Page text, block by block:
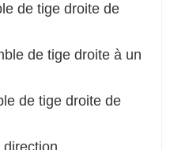
de tige droite de
de tige droite à un
de tige droite de